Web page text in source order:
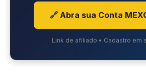
🔗 Abra sua Conta
Link de afiliado • Cadastro em